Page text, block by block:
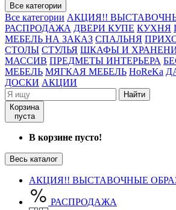
Все категории
Все категории АКЦИЯ!!
РАСПРОДАЖА ДВЕРИ КУПЕ КУХНЯ
МЕБЕЛЬ НА ЗАКАЗ СПАЛЬНЯ
СТОЛЫ СТУЛЬЯ ШКАФЫ И
МАССИВ ПРЕДМЕТЫ ИНТЕРЬЕРА
МЕБЕЛЬ МЯГКАЯ МЕБЕЛЬ HoReKa
ДОСКИ АКЦИИ
Найти
Корзина
пуста
В корзине пусто!
Весь каталог
АКЦИЯ!! ВЫСТАВОЧНЫЕ
РАСПРОДАЖА